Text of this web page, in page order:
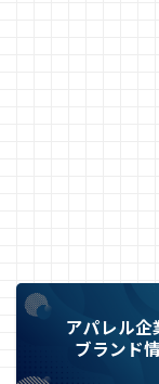
アパレル企
ブランド